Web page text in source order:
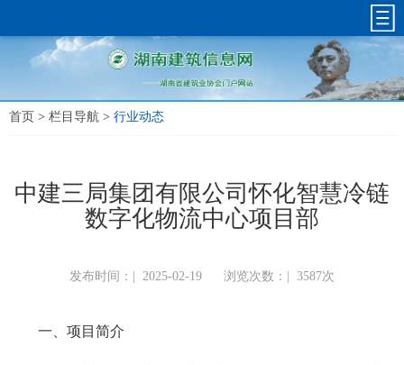
首页 > 栏目导航 > 行业动态
中建三局集团有限公司怀化智慧冷链
数字化物流中心项目部
发布时间：| 2025-02-19 浏览次数：| 3587次
一、项目简介